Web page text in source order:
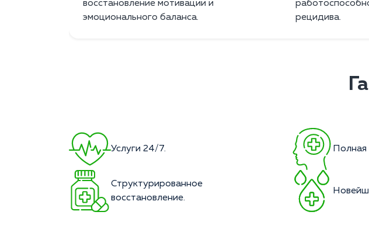
восстановление мотивации и
эмоционального баланса.
рецидива.
Услуги 24/7. Полная
Структурированное
восстановление.